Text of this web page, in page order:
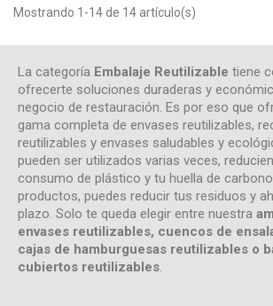
Mostrando 1-14 de 14 artículo(s)
La categoría Embalaje Reutilizable tiene
ofrecerte soluciones duraderas y
negocio de restauración. Es por eso que
gama completa de envases reutilizables,
reutilizables y envases saludables y
pueden ser utilizados varias veces,
consumo de plástico y tu huella de
productos, puedes reducir tus residuos y
plazo. Solo te queda elegir entre nuestra
envases reutilizables, cuencos de
cajas de hamburguesas reutilizables o
cubiertos reutilizables.